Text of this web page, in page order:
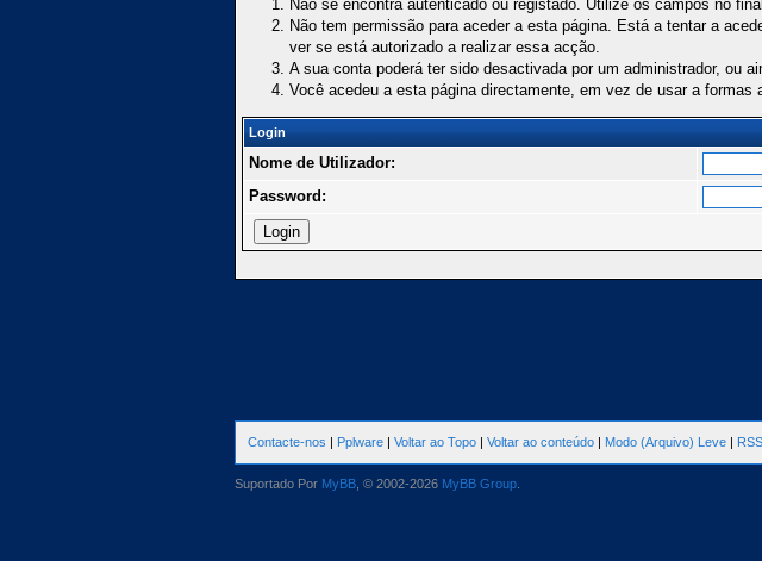
Não se encontra autenticado ou registado. Utilize os campos no
Não tem permissão para aceder a esta página. Está a tentar a
ver se está autorizado a realizar essa acção.
A sua conta poderá ter sido desactivada por um administrador, ou
Você acedeu a esta página directamente, em vez de usar a formas
Login
Nome de Utilizador:
Password:
Contacte-nos | Pplware | Voltar ao Topo | Voltar ao conteúdo | Modo (Arquivo) Leve |
Suportado Por MyBB , © 2002-2026 MyBB Group